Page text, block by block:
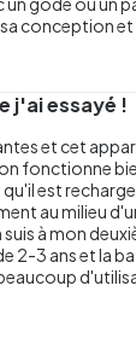
conception et
j'ai essayé !
et cet
fonctionne
est
au milieu
à mon
2-3 ans et la